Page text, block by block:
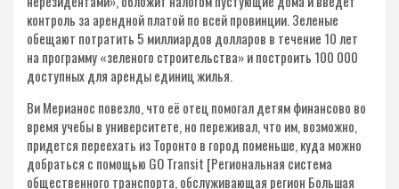
контроль за арендной платой по всей провинции. Зеленые
обещают потратить 5 миллиардов долларов в течение 10 лет
на программу «зеленого строительства» и построить 100 000
доступных для аренды единиц жилья.
Ви Мерианос повезло, что её отец помогал детям финансово во
время учебы в университете, но переживал, что им, возможно,
придется переехать из Торонто в город поменьше, куда можно
добраться с помощью GO Transit [Региональная система
общественного транспорта, обслуживающая регион Большая